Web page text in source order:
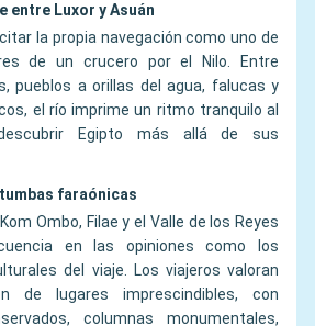
entre Luxor y Asuán
la propia navegación como uno de
de un crucero por el Nilo. Entre
pueblos a orillas del agua, falucas y
el río imprime un ritmo tranquilo al
Egipto más allá de sus
faraónicas
Ombo, Filae y el Valle de los Reyes
en las opiniones como los
del viaje. Los viajeros valoran
de lugares imprescindibles, con
columnas monumentales,